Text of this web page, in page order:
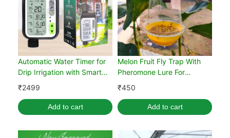
Automatic Water Timer for
Drip Irrigation with Smart
Rain Sensor
₹2499
Add to cart
Melon Fruit Fly Trap With
Pheromone Lure For
Organic Gardening (Pack of
₹450
Add to cart